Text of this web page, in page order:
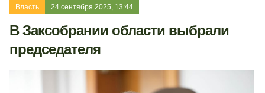
Власть 24 сентября 2025, 13:44
В Заксобрании области выбрали
председателя